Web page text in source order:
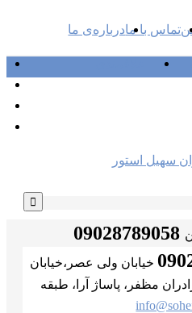
تماس با مادرباره‌ی ما
خیابان ولی عصر،خیابان
مظفر، پاساژ آرا، طبقه